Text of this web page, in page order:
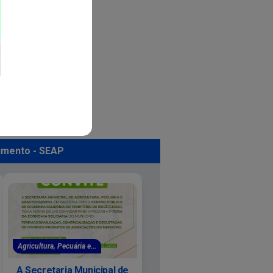
- SEAP
Agricultura, Pecuária e...
A Secretaria Municipal de